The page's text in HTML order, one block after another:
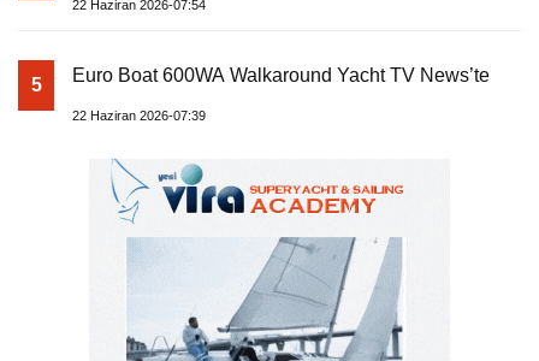
22 Haziran 2026-07:54
5 Euro Boat 600WA Walkaround Yacht TV News’te
22 Haziran 2026-07:39